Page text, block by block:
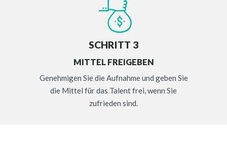
SCHRITT 3
MITTEL FREIGEBEN
Genehmigen Sie die Aufnahme und geben Sie
die Mittel für das Talent frei, wenn Sie
zufrieden sind.